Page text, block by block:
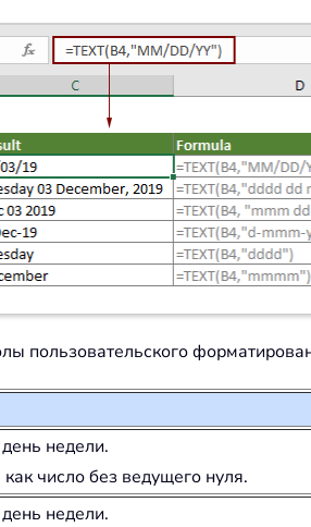
пользовательского
недели.
число без ведущего нуля.
недели.